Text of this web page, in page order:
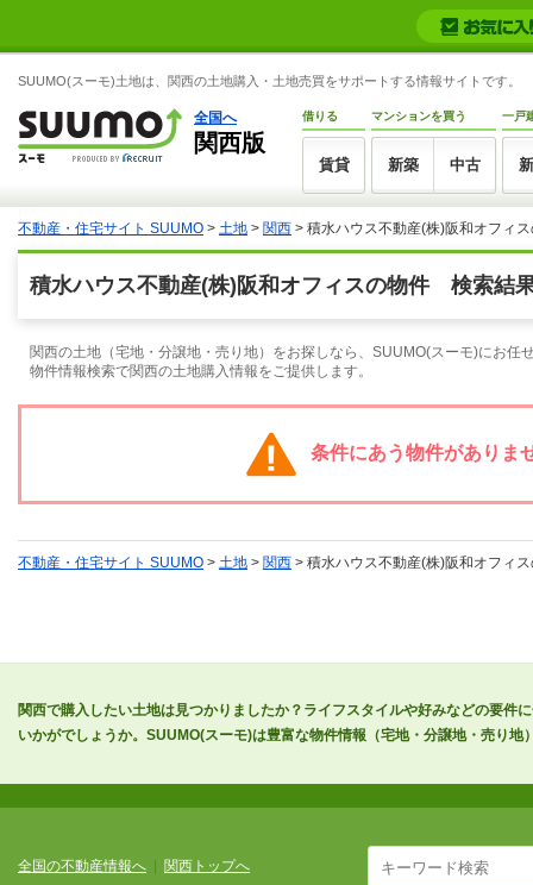
SUUMO(スーモ)土地は、関西の土地購入・土地売買をサポートする情報サイトです。
全国へ
関西版
借りる
賃貸
マンションを買う
新築 中古
一戸
不動産・住宅サイト SUUMO > 土地 > 関西 > 積水ハウス不動産(株)阪和オフィ
積水ハウス不動産(株)阪和オフィスの物件 検索結
関西の土地（宅地・分譲地・売り地）をお探しなら、SUUMO(スーモ)にお
物件情報検索で関西の土地購入情報をご提供します。
条件にあう物件がありま
不動産・住宅サイト SUUMO > 土地 > 関西 > 積水ハウス不動産(株)阪和オフィ
関西で購入したい土地は見つかりましたか？ライフスタイルや好みなどの要件
いかがでしょうか。SUUMO(スーモ)は豊富な物件情報（宅地・分譲地・売り
全国の不動産情報へ 関西トップへ